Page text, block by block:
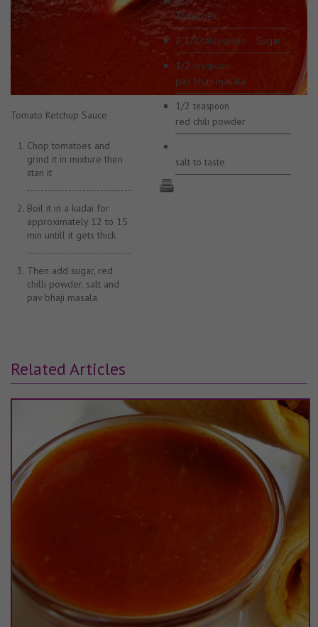
Tomato Ketchup Sauce
Chop tomatoes and
grind it in mixture then
stan it
Boil it in a kadai for
approximately 12 to 15
min untill it gets thick
Then add sugar, red
chilli powder, salt and
pav bhaji masala
Tomatoes
2 1/2 tablespoon
Sugar
1/2 teaspoon
pav bhaji masala
1/2 teaspoon
red chili powder
salt to taste
Related Articles